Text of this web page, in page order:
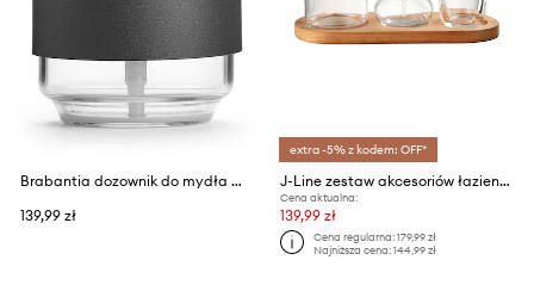
Brabantia dozownik do mydła MindSet 200 ml
139,99 zł
extra -5% z kodem: OFF*
J-Line zestaw akcesoriów łazienkowych Bathroom Set 4-pack
Cena aktualna:
139,99 zł
Cena regularna:179,99 zł
Najniższa cena:144,99 zł